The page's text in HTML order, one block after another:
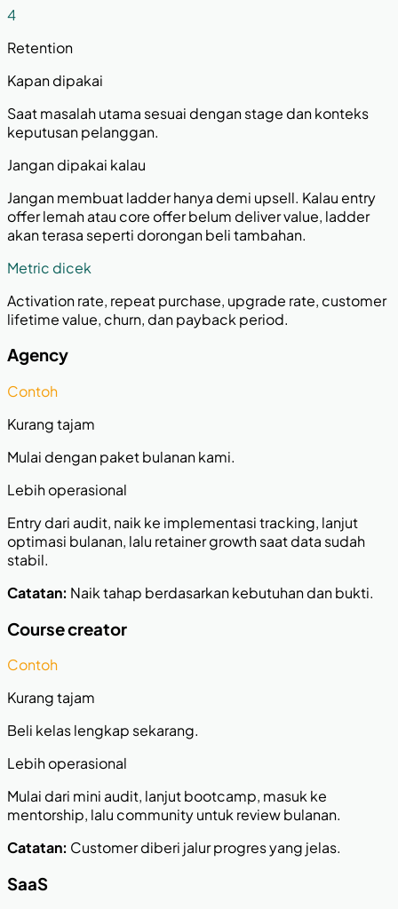
4
Retention
Kapan dipakai
Saat masalah utama sesuai dengan stage dan konteks
keputusan pelanggan.
Jangan dipakai kalau
Jangan membuat ladder hanya demi upsell. Kalau entry
offer lemah atau core offer belum deliver value, ladder
akan terasa seperti dorongan beli tambahan.
Metric dicek
Activation rate, repeat purchase, upgrade rate, customer
lifetime value, churn, dan payback period.
Agency
Contoh
Kurang tajam
Mulai dengan paket bulanan kami.
Lebih operasional
Entry dari audit, naik ke implementasi tracking, lanjut
optimasi bulanan, lalu retainer growth saat data sudah
stabil.
Catatan: Naik tahap berdasarkan kebutuhan dan bukti.
Course creator
Contoh
Kurang tajam
Beli kelas lengkap sekarang.
Lebih operasional
Mulai dari mini audit, lanjut bootcamp, masuk ke
mentorship, lalu community untuk review bulanan.
Catatan: Customer diberi jalur progres yang jelas.
SaaS